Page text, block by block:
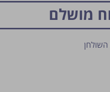
מושלם
השולחן